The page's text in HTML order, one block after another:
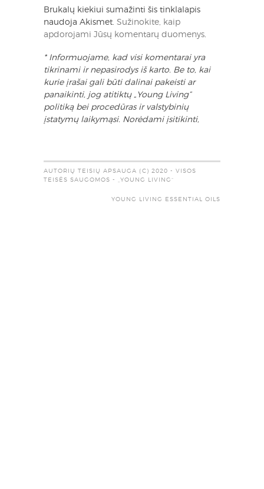
Brukalų kiekiui sumažinti šis tinklalapis
naudoja Akismet. Sužinokite, kaip
apdorojami Jūsų komentarų duomenys
* Informuojame, kad visi komentarai yra
tikrinami ir nepasirodys iš karto. Be to, kai
kurie įrašai gali būti dalinai pakeisti ar
panaikinti, jog atitiktų „Young Living“
politiką bei procedūras ir valstybinių
įstatymų laikymąsi. Norėdami įsitikinti,
AUTORIŲ TEISIŲ APSAUGA (C) 2020 - VISOS
TEISĖS SAUGOMOS - „YOUNG LIVING“
YOUNG LIVING ESSENTIAL OILS